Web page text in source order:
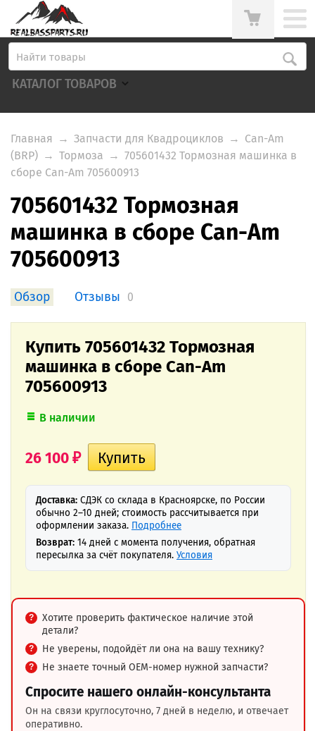
КАТАЛОГ ТОВАРОВ
Главная → Запчасти для Квадроциклов → Can-Am
(BRP) → Тормоза → 705601432 Тормозная машинка в
сборе Can-Am 705600913
705601432 Тормозная
машинка в сборе Can-Am
705600913
Обзор Отзывы 0
Купить 705601432 Тормозная
машинка в сборе Can-Am
705600913
В наличии
26 100 ₽
Доставка: СДЭК со склада в Красноярске, по России
обычно 2–10 дней; стоимость рассчитывается при
оформлении заказа. Подробнее
Возврат: 14 дней с момента получения, обратная
пересылка за счёт покупателя. Условия
Хотите проверить фактическое наличие этой
детали?
Не уверены, подойдёт ли она на вашу технику?
Не знаете точный OEM-номер нужной запчасти?
Спросите нашего онлайн-консультанта
Он на связи круглосуточно, 7 дней в неделю, и отвечает
оперативно.